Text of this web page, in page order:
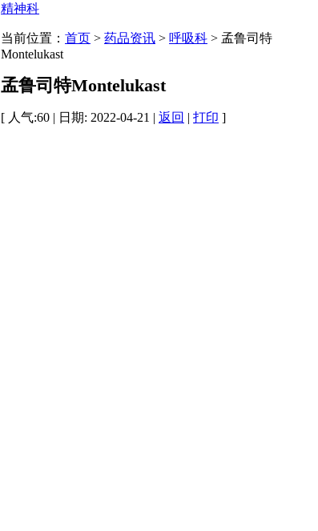
精神科
当前位置： 首页 > 药品资讯 > 呼吸科 > 孟鲁司特
Montelukast
孟鲁司特Montelukast
[ 人气:60 | 日期: 2022-04-21 | 返回 | 打印 ]